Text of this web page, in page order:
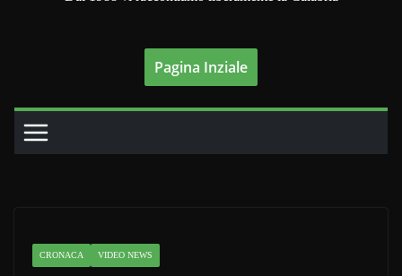
Pagina Inziale
CRONACA VIDEO NEWS